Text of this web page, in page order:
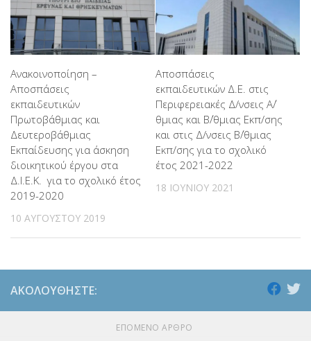
Ανακοινοποίηση –
Αποσπάσεις
εκπαιδευτικών
Πρωτοβάθμιας και
Δευτεροβάθμιας
Εκπαίδευσης για άσκηση
διοικητικού έργου στα
Δ.Ι.Ε.Κ. για το σχολικό έτος
2019-2020
10 ΑΥΓΟΎΣΤΟΥ 2019
Αποσπάσεις
εκπαιδευτικών Δ.Ε. στις
Περιφερειακές Δ/νσεις Α΄/
θμιας και Β΄/θμιας Εκπ/σης
και στις Δ/νσεις Β΄/θμιας
Εκπ/σης για το σχολικό
έτος 2021-2022
18 ΙΟΥΝΊΟΥ 2021
ΑΚΟΛΟΥΘΉΣΤΕ:
ΕΠΌΜΕΝΟ ΆΡΘΡΟ